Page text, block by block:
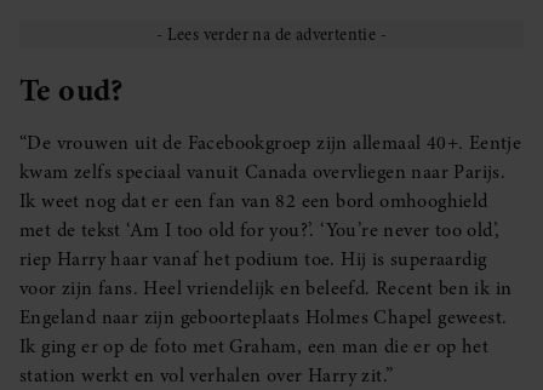
Te oud?
“De vrouwen uit de Facebookgroep zijn allemaal 40+. Eentje
kwam zelfs speciaal vanuit Canada overvliegen naar Parijs.
Ik weet nog dat er een fan van 82 een bord omhooghield
met de tekst ‘Am I too old for you?’. ‘You’re never too old’,
riep Harry haar vanaf het podium toe. Hij is superaardig
voor zijn fans. Heel vriendelijk en beleefd. Recent ben ik in
Engeland naar zijn geboorteplaats Holmes Chapel geweest.
Ik ging er op de foto met Graham, een man die er op het
station werkt en vol verhalen over Harry zit.”